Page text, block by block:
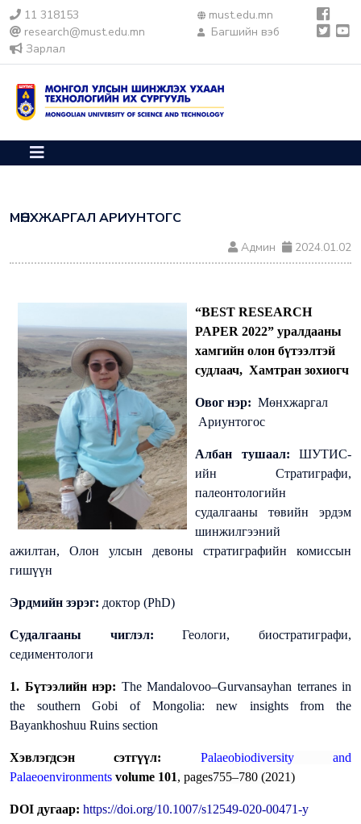
11 318153
research@must.edu.mn
Зарлал
must.edu.mn
Багшийн вэб
МӨНХЖАРГАЛ АРИУНТОГС
Админ 2024.01.02
“BEST RESEARCH
PAPER 2022” уралдааны
хамгийн олон бүтээлтэй
судлаач, Хамтран зохиогч
Овог нэр: Мөнхжаргал
Ариунтогос
Албан тушаал:
ШУТИС-
ийн Стратиграфи,
палеонтологийн
судалгааны төвийн эрдэм
шинжилгээний
ажилтан, Олон улсын девоны стратиграфийн комиссын
гишүүн
Эрдмийн зэрэг: доктор (PhD)
Судалгааны чиглэл:
Геологи, биостратиграфи,
седиментологи
1. Бүтээлийн нэр: The Mandalovoo–Gurvansayhan terranes in
the southern Gobi of Mongolia: new insights from the
Bayankhoshuu Ruins section
Хэвлэгдсэн сэтгүүл:
Palaeobiodiversity and
Palaeoenvironments volume 101, pages755–780 (2021)
DOI дугаар: https://doi.org/10.1007/s12549-020-00471-y